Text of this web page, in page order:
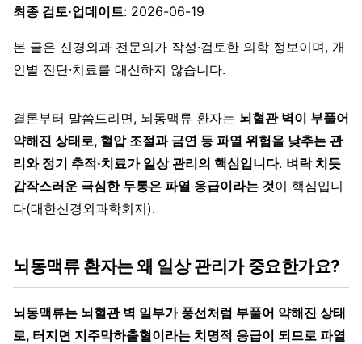
최종 검토·업데이트: 2026-06-19
본 글은 신경외과 전문의가 작성·검토한 의학 정보이며, 개
인별 진단·치료를 대신하지 않습니다.
결론부터 말씀드리면, 뇌동맥류 환자는 뇌혈관 벽이 부풀어
약해진 상태로, 혈압 조절과 금연 등 파열 위험을 낮추는 관
리와 정기 추적·치료가 일상 관리의 핵심입니다. 벼락 치듯
갑작스러운 극심한 두통은 파열 응급이라는 것이 핵심입니
다(대한신경외과학회지).
뇌동맥류 환자는 왜 일상 관리가 중요한가요?
뇌동맥류는 뇌혈관 벽 일부가 풍선처럼 부풀어 약해진 상태
로, 터지면 지주막하출혈이라는 치명적 응급이 되므로 파열